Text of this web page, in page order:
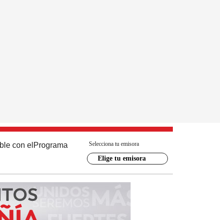
con el Programa Selecciona tu emisora
Elige tu emisora